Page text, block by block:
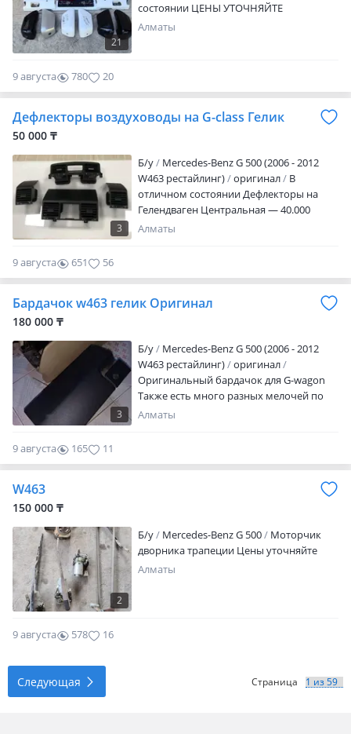
21
состоянии ЦЕНЫ УТОЧНЯЙТЕ
Алматы
9 августа 780 20
Дефлекторы воздуховоды на G-class Гелик
50 000 ₸
3
Б/y
Mercedes-Benz G 500 (2006 - 2012
W463 рестайлинг)
оригинал
В
отличном состоянии Дефлекторы на
Гелендваген Центральная — 40.000
Боковые — 22.000
Алматы
9 августа 651 56
Бардачок w463 гелик Оригинал
180 000 ₸
3
Б/y
Mercedes-Benz G 500 (2006 - 2012
W463 рестайлинг)
оригинал
Оригинальный бардачок для G-wagon
Также есть много разных мелочей по
салону или же по кузову для Гелик на
Алматы
9 августа 165 11
W463
150 000 ₸
2
Б/y Mercedes-Benz G 500
Моторчик
дворника трапеции Цены уточняйте
Алматы
9 августа 578 16
Следующая Страница